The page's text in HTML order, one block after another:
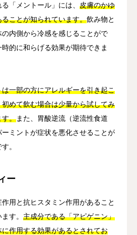
「メントール」には、 皮膚のかゆ
ことが知られています。飲み物と
の内側から冷感を感じることがで
的に和らげる効果が期待できま
一部の方にアレルギーを引き起こ
めて飲む場合は少量から試してみ
す。また、胃酸逆流（逆流性食道
ミントが症状を悪化させることが
。
ー
用と抗ヒスタミン作用があること
す。 主成分である「アピゲニン」
作用する効果があるとされてお